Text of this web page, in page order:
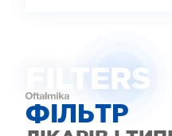
FILTERS
ФІЛЬТР